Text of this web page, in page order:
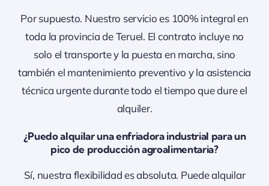
Por supuesto. Nuestro servicio es 100% integral en
toda la provincia de Teruel. El contrato incluye no
solo el transporte y la puesta en marcha, sino
también el mantenimiento preventivo y la asistencia
técnica urgente durante todo el tiempo que dure el
alquiler.
¿Puedo alquilar una enfriadora industrial para un
pico de producción agroalimentaria?
Sí, nuestra flexibilidad es absoluta. Puede alquilar